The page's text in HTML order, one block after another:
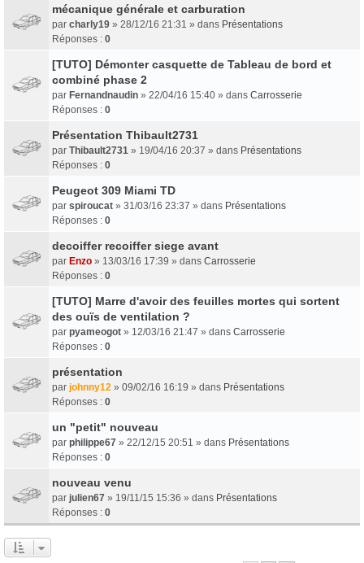
mécanique générale et carburation
par charly19 » 28/12/16 21:31 » dans Présentations
Réponses : 0
[TUTO] Démonter casquette de Tableau de bord et
combiné phase 2
par Fernandnaudin » 22/04/16 15:40 » dans Carrosserie
Réponses : 0
Présentation Thibault2731
par Thibault2731 » 19/04/16 20:37 » dans Présentations
Réponses : 0
Peugeot 309 Miami TD
par spiroucat » 31/03/16 23:37 » dans Présentations
Réponses : 0
decoiffer recoiffer siege avant
par Enzo » 13/03/16 17:39 » dans Carrosserie
Réponses : 0
[TUTO] Marre d'avoir des feuilles mortes qui sortent
des ouïs de ventilation ?
par pyameogot » 12/03/16 21:47 » dans Carrosserie
Réponses : 0
présentation
par johnny12 » 09/02/16 16:19 » dans Présentations
Réponses : 0
un "petit" nouveau
par philippe67 » 22/12/15 20:51 » dans Présentations
Réponses : 0
nouveau venu
par julien67 » 19/11/15 15:36 » dans Présentations
Réponses : 0